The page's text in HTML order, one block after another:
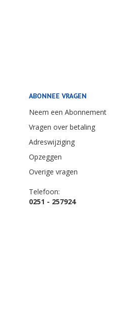
ABONNEE VRAGEN
Neem een Abonnement
Vragen over betaling
Adreswijziging
Opzeggen
Overige vragen
Telefoon:
0251 - 257924